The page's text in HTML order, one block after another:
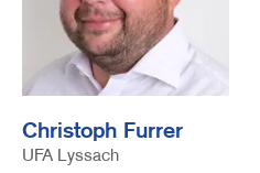
Christoph Furrer
UFA Lyssach